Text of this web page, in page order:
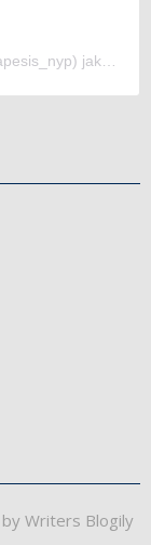
Writers Blogily